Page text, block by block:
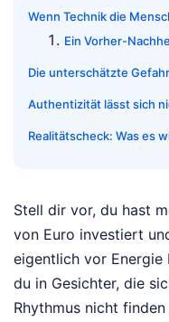
Wenn Technik die
Ein Vorher-
Die unterschätzte
Authentizität lässt sich
Realitätscheck: Was es
Stell dir vor, du hast
von Euro investiert
eigentlich vor
du in Gesichter, die
Rhythmus nicht